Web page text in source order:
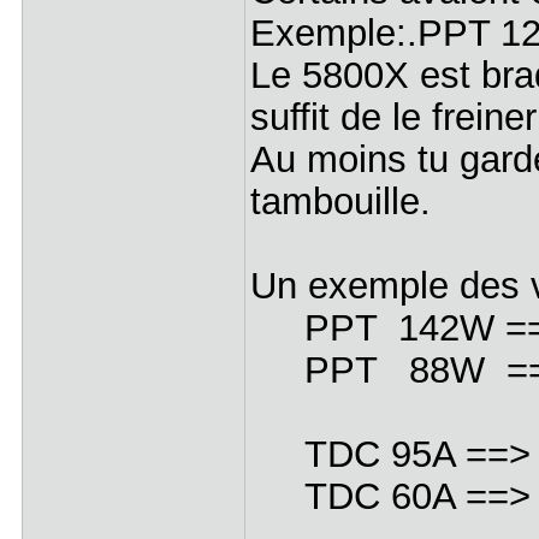
Exemple:.PPT
Le 5800X est
suffit de le
Au moins tu
tambouille.
Un exemple
PPT 142W
PPT 88W
TDC 95A ==>
TDC 60A ==>